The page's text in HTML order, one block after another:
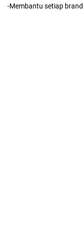
-Membantu setiap